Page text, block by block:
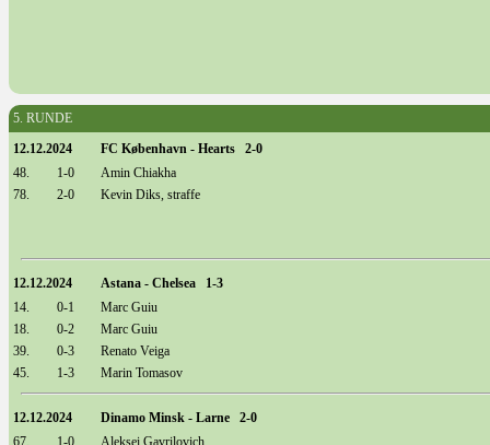
5. RUNDE
12.12.2024
FC København - Hearts 2-0
48.
1-0
Amin Chiakha
78.
2-0 Kevin Diks, straffe
12.12.2024
Astana - Chelsea 1-3
14.
0-1
Marc Guiu
18.
0-2
Marc Guiu
39.
0-3
Renato Veiga
45.
1-3 Marin Tomasov
12.12.2024
Dinamo Minsk - Larne 2-0
67.
1-0
Aleksei Gavrilovich